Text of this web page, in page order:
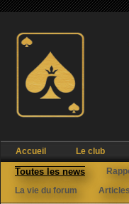
Accueil Le club
Toutes les news
La vie du forum
Articles